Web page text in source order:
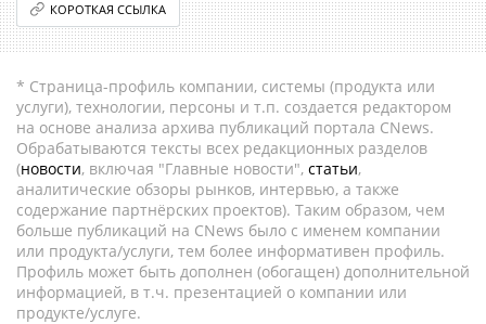
КОРОТКАЯ ССЫЛКА
* Страница-профиль компании, системы (продукта или
услуги), технологии, персоны и т.п. создается редактором
на основе анализа архива публикаций портала CNews.
Обрабатываются тексты всех редакционных разделов
(новости, включая "Главные новости", статьи,
аналитические обзоры рынков, интервью, а также
содержание партнёрских проектов). Таким образом, чем
больше публикаций на CNews было с именем компании
или продукта/услуги, тем более информативен профиль.
Профиль может быть дополнен (обогащен) дополнительной
информацией, в т.ч. презентацией о компании или
продукте/услуге.